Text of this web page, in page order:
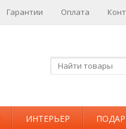
Гарантии Оплата
ИНТЕРЬЕР